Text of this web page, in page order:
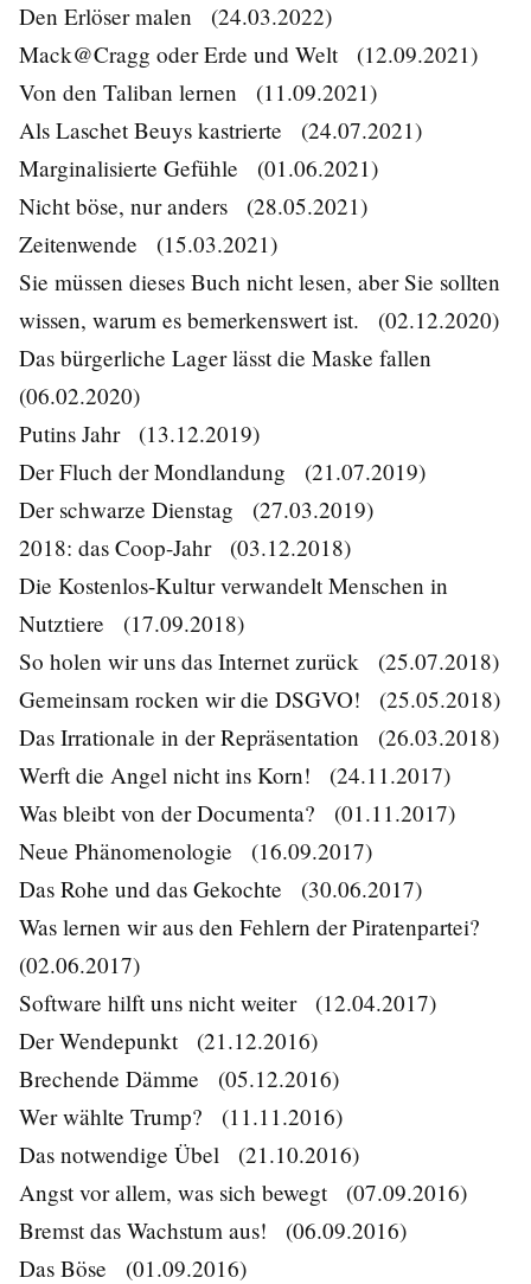
Den Erlöser malen
(24.03.2022)
Mack@Cragg oder Erde und Welt
(12.09.2021)
Von den Taliban lernen
(11.09.2021)
Als Laschet Beuys kastrierte
(24.07.2021)
Marginalisierte Gefühle
(01.06.2021)
Nicht böse, nur anders
(28.05.2021)
Zeitenwende
(15.03.2021)
Sie müssen dieses Buch nicht lesen, aber Sie sollten
wissen, warum es bemerkenswert ist.
(02.12.2020)
Das bürgerliche Lager lässt die Maske fallen
(06.02.2020)
Putins Jahr
(13.12.2019)
Der Fluch der Mondlandung
(21.07.2019)
Der schwarze Dienstag
(27.03.2019)
2018: das Coop-Jahr
(03.12.2018)
Die Kostenlos-Kultur verwandelt Menschen in
Nutztiere
(17.09.2018)
So holen wir uns das Internet zurück
(25.07.2018)
Gemeinsam rocken wir die DSGVO!
(25.05.2018)
Das Irrationale in der Repräsentation
(26.03.2018)
Werft die Angel nicht ins Korn!
(24.11.2017)
Was bleibt von der Documenta?
(01.11.2017)
Neue Phänomenologie
(16.09.2017)
Das Rohe und das Gekochte
(30.06.2017)
Was lernen wir aus den Fehlern der Piratenpartei?
(02.06.2017)
Software hilft uns nicht weiter
(12.04.2017)
Der Wendepunkt
(21.12.2016)
Brechende Dämme
(05.12.2016)
Wer wählte Trump?
(11.11.2016)
Das notwendige Übel
(21.10.2016)
Angst vor allem, was sich bewegt
(07.09.2016)
Bremst das Wachstum aus!
(06.09.2016)
Das Böse
(01.09.2016)